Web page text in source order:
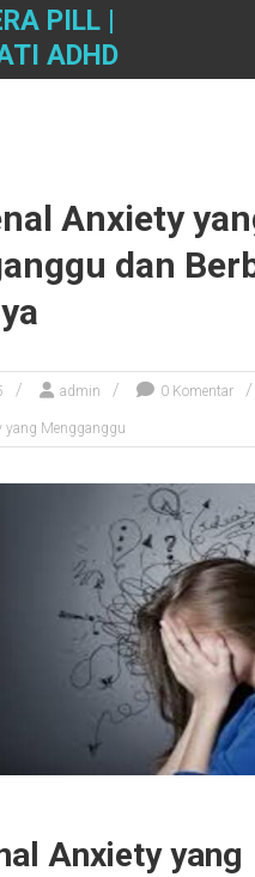
PILL |
ADHD
Anxiety
dan
admin 0 Komentar
yang Mengganggu
Anxiety yang